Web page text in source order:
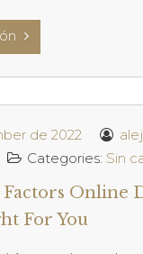
de 2022
Categories: Sin
Online
For You